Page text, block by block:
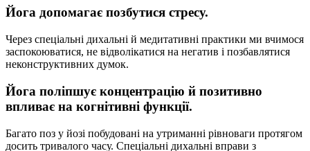
Йога допомагає позбутися стресу.
Через спеціальні дихальні й медитативні практики ми вчимося
заспокоюватися, не відволікатися на негатив і позбавлятися
неконструктивних думок.
Йога поліпшує концентрацію й позитивно
впливає на когнітивні функції.
Багато поз у йозі побудовані на утриманні рівноваги протягом
досить тривалого часу. Спеціальні дихальні вправи з